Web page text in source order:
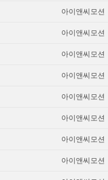
아이앤씨모션
아이앤씨모션
아이앤씨모션
아이앤씨모션
아이앤씨모션
아이앤씨모션
아이앤씨모션
아이앤씨모션